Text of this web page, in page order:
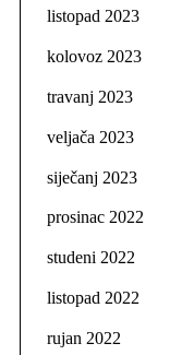
listopad 2023
kolovoz 2023
travanj 2023
veljača 2023
siječanj 2023
prosinac 2022
studeni 2022
listopad 2022
rujan 2022